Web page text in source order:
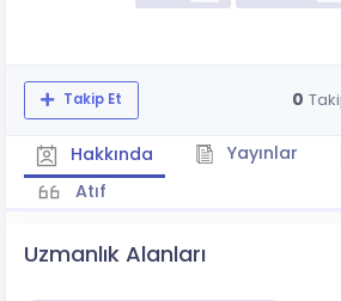
Takip Et 0
Hakkında Yayınlar
Atıf
Uzmanlık Alanları